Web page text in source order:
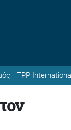
TPP International